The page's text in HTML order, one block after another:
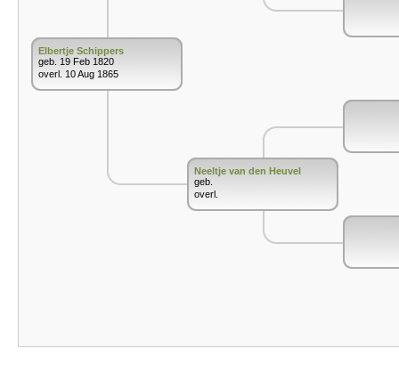
Elbertje Schippers
geb. 19 Feb 1820
overl. 10 Aug 1865
Neeltje van den Heuvel
geb.
overl.